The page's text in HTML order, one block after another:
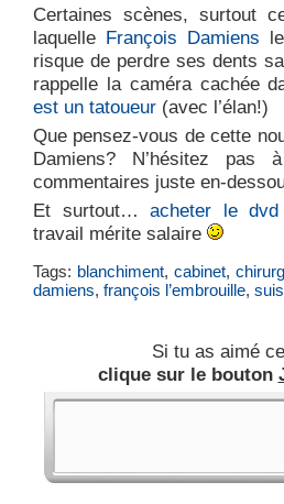
Certaines scènes, surtout
laquelle François Damiens
risque de perdre ses dents
rappelle la caméra cachée
est un tatoueur (avec l’élan!)
Que pensez-vous de cette
Damiens? N’hésitez
commentaires juste en-
Et surtout…acheter le dvd
travail mérite salaire
Tags: blanchiment, cabinet,
damiens, françois l’embrouille,
Si tu as aimé
clique sur le bouton